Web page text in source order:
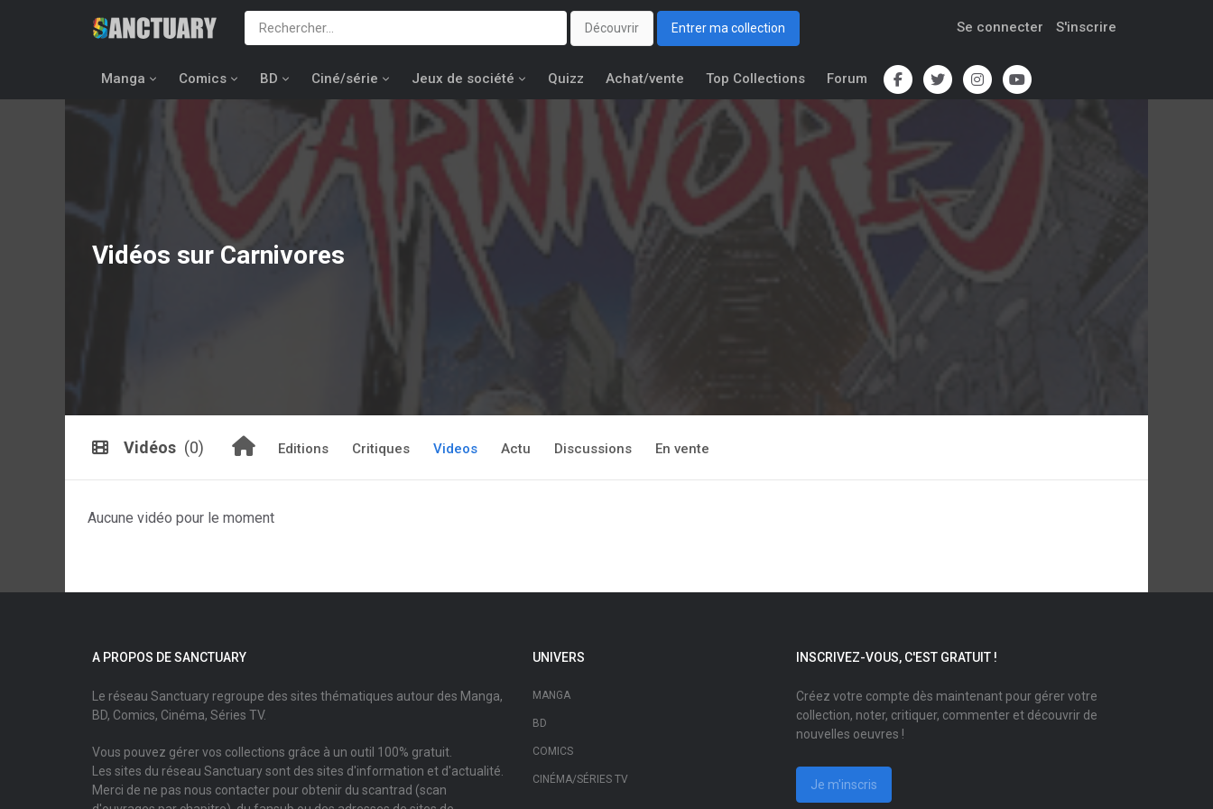
Découvrir Entrer ma collection Se connecter S'inscrire
Manga Comics BD Ciné/série Jeux de société Quizz Achat/vente Top Collections Forum
Vidéos sur Carnivores
Vidéos (0) Editions Critiques Videos Actu Discussions En vente
Aucune vidéo pour le moment
A PROPOS DE SANCTUARY
Le réseau Sanctuary regroupe des sites thématiques autour des Manga,
BD, Comics, Cinéma, Séries TV.
Vous pouvez gérer vos collections grâce à un outil 100% gratuit.
Les sites du réseau Sanctuary sont des sites d'information et d'actualité.
Merci de ne pas nous contacter pour obtenir du scantrad (scan
UNIVERS
MANGA
BD
COMICS
CINÉMA/SÉRIES TV
INSCRIVEZ-VOUS, C'EST GRATUIT !
Créez votre compte dès maintenant pour gérer votre
collection, noter, critiquer, commenter et découvrir de
nouvelles oeuvres !
Je m'inscris